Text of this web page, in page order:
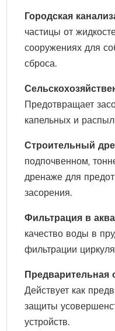
Городская
частицы от
сооружениях для
сброса.
Предотвращает
капельных и
Строительный
подпочвенном,
дренаже для
засорения.
Фильтрация в
качество воды в
фильтрации
Предварительная
Действует как
защиты
устройств.